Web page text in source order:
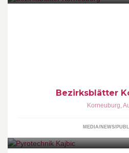
Bezirksblätter
Korneuburg,
MEDIA/NEWS/